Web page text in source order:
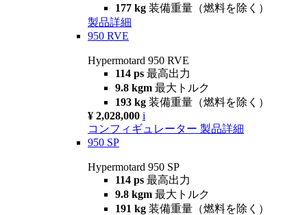
177 kg 装備重量（燃料を除く）
製品詳細
950 RVE
Hypermotard 950 RVE
114 ps 最高出力
9.8 kgm 最大トルク
193 kg 装備重量（燃料を除く）
¥ 2,028,000 i
コンフィギュレーター 製品詳細
950 SP
Hypermotard 950 SP
114 ps 最高出力
9.8 kgm 最大トルク
191 kg 装備重量（燃料を除く）